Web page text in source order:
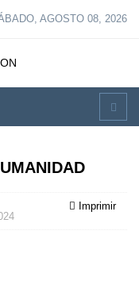
AGOSTO 08, 2026
Imprimir